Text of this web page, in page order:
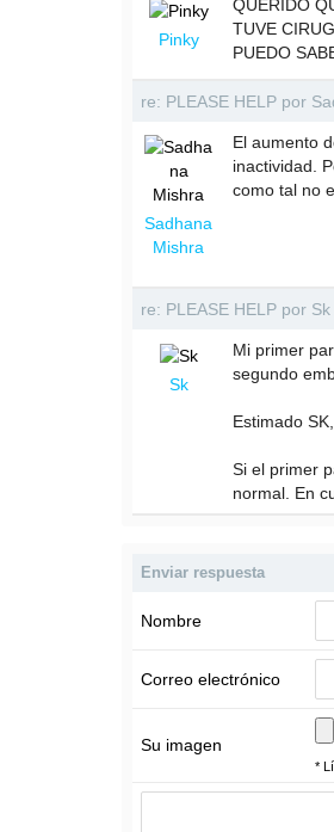
Pinky
QUERIDO
TUVE
PUEDO
re: PLEASE HELP por
Sadhana
Mishra
El aumento
inactividad.
como tal no
re: PLEASE HELP por
Sk
Mi primer
segundo
Estimado SK,
Si el primer
normal. En
Enviar respuesta
Nombre
Correo electrónico
Su imagen
*